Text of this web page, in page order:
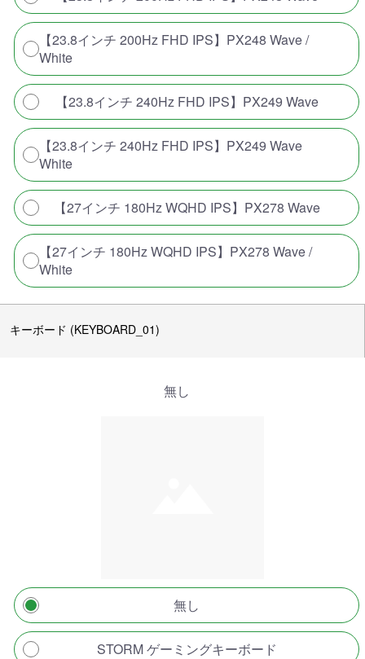
【23.8インチ 200Hz FHD IPS】PX248 Wave /
White
【23.8インチ 240Hz FHD IPS】PX249 Wave
【23.8インチ 240Hz FHD IPS】PX249 Wave
White
【27インチ 180Hz WQHD IPS】PX278 Wave
【27インチ 180Hz WQHD IPS】PX278 Wave /
White
キーボード (KEYBOARD_01)
無し
無し
STORM ゲーミングキーボード